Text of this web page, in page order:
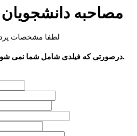
مصاحبه
لطفا مشخصات
درصورتی که فیلدی شامل شما نمی شود خط تیره (-) وارد نمائید.